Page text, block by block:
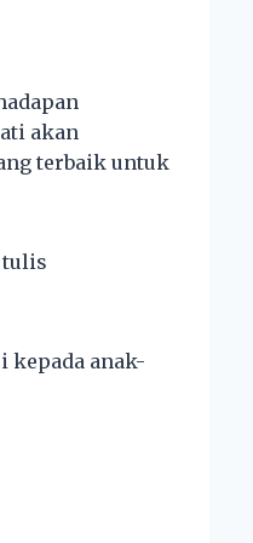
akan
terbaik untuk
tulis
kepada anak-